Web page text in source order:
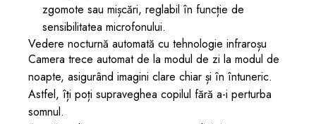
zgomote sau mișcări, reglabil în funcție de
sensibilitatea microfonului.
Vedere nocturnă automată cu tehnologie infraroșu
Camera trece automat de la modul de zi la modul de
noapte, asigurând imagini clare chiar și în întuneric.
Astfel, îți poți supraveghea copilul fără a-i perturba
somnul.